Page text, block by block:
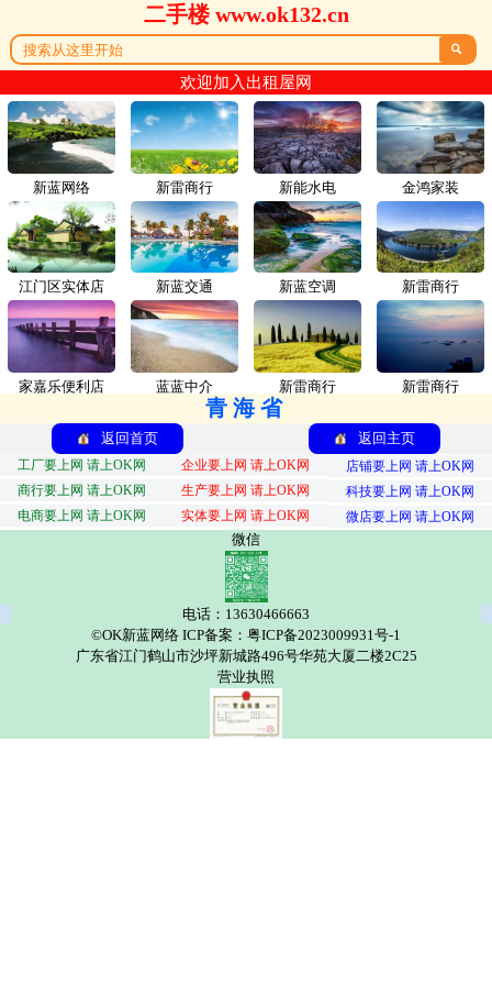
二手楼 www.ok132.cn

欢迎加入出租屋网
新蓝网络 新雷商行
江门区实体店 新蓝交通
家嘉乐便利店 蓝蓝中介
新能水电 金鸿家装
新蓝空调 新雷商行
新雷商行 新雷商行
青海省
返回首页 返回主页
工厂要上网 请上OK网 企业要上网 请上OK网
店铺要上网 请上OK网
商行要上网 请上OK网
生产要上网 请上OK网
科技要上网 请上OK网
电商要上网 请上OK网
实体要上网 请上OK网 微店要上网 请上OK网
微信
电话：13630466663
©OK新蓝网络 ICP备案：粤ICP备2023009931号-1
广东省江门鹤山市沙坪新城路496号华苑大厦二楼2C25
营业执照